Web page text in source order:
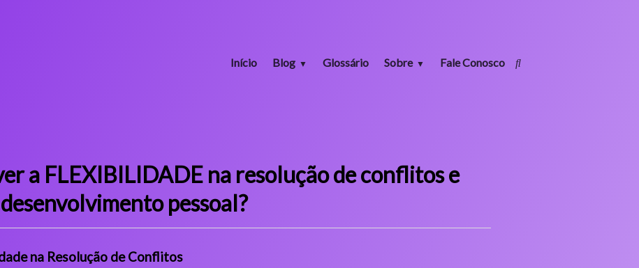
Início Blog Glossário Sobre Fale Conosco
a FLEXIBILIDADE na resolução de conflitos e
pessoal?
na Resolução de Conflitos